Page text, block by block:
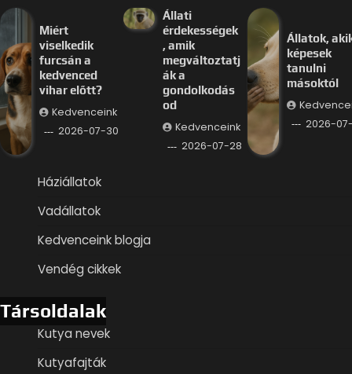
Miért
viselkedik
furcsán a
kedvenced
vihar előtt?
Kedvenceink
2026-07-30
Állati
érdekességek
, amik
megváltoztatj
ák a
gondolkodás
od
Kedvenceink
2026-07-28
Állatok,
képesek
tanulni
másoktól
2026-
Háziállatok
Vadállatok
Kedvenceink blogja
Vendég cikkek
Társoldalak
Kutya nevek
Kutyafajták